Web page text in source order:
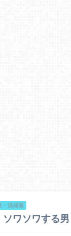
・清掃業
ワソワする男